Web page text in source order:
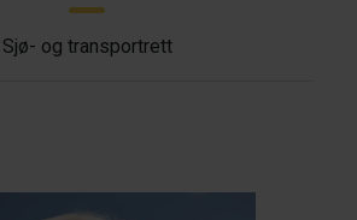
Sjø- og transportrett